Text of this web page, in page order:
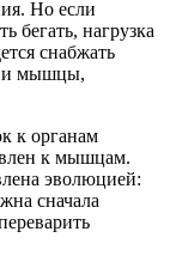
Но если
бегать, нагрузка
снабжать
и мышцы,
к органам
к мышцам.
эволюцией:
сначала